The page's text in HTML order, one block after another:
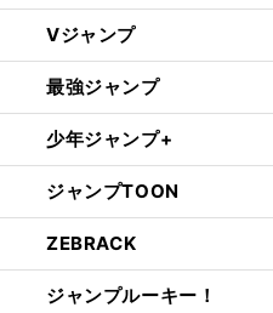
Vジャンプ
最強ジャンプ
少年ジャンプ+
ジャンプTOON
ZEBRACK
ジャンプルーキー！